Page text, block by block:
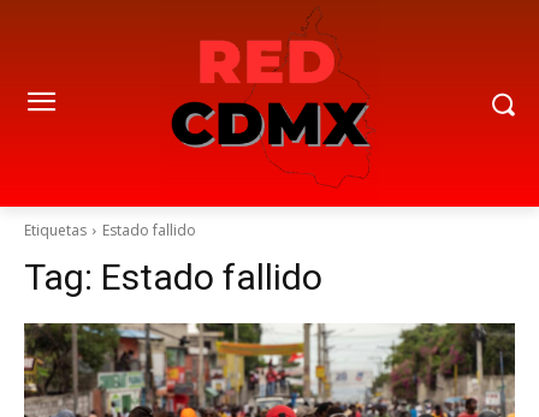
Etiquetas Estado fallido
Tag: Estado fallido